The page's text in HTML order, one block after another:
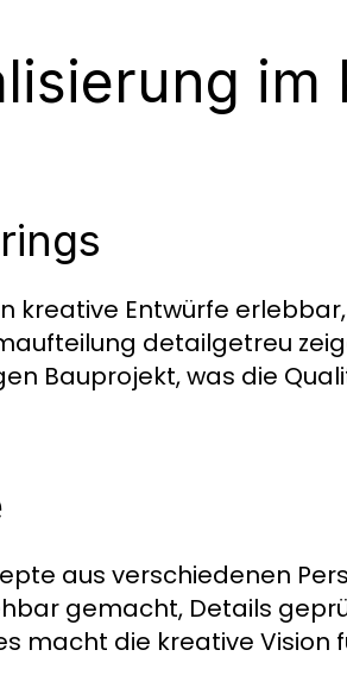
im
kreative Entwürfe
detailgetreu
Bauprojekt, was die
aus verschiedenen
gemacht, Details
macht die kreative Vision